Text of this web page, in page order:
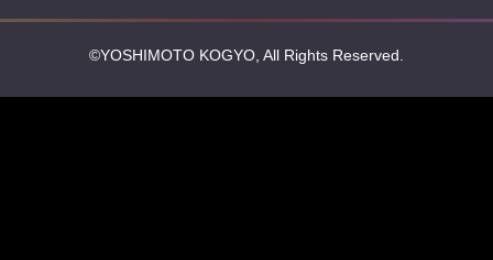
©YOSHIMOTO KOGYO, All Rights Reserved.